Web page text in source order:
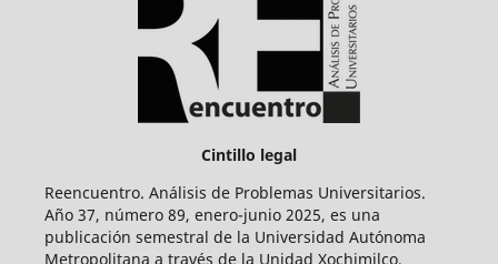
Cintillo legal
Reencuentro. Análisis de Problemas Universitarios.
Año 37, número 89, enero-junio 2025, es una
publicación semestral de la Universidad Autónoma
Metropolitana a través de la Unidad Xochimilco,